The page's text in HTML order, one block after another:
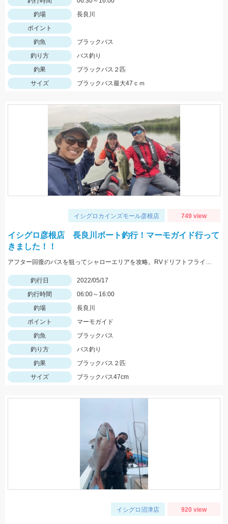
釣場
長良川
ポイント
釣魚
ブラックバス
釣り方
バス釣り
釣果
ブラックバス２匹
サイズ
ブラックバス最大47ｃｍ
イシグロカインズモール彦根店 749 view
イシグロ彦根店 長良川ボート釣行！マーモガイド行って
きました！！
アフター回復のバスを狙ってシャローエリアを攻略。RVドリフトフライ、フリックシェイク4.8インチでの釣果でした。
釣行日
2022/05/17
釣行時間
06:00～16:00
釣場
長良川
ポイント
マーモガイド
釣魚
ブラックバス
釣り方
バス釣り
釣果
ブラックバス２匹
サイズ
ブラックバス47cm
イシグロ沼津店 920 view